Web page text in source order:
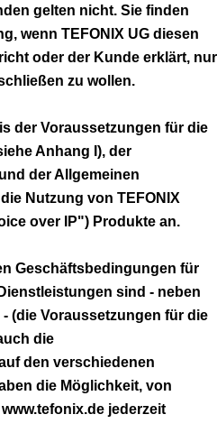
gelten nicht. Sie finden
wenn TEFONIX UG diesen
oder der Kunde erklärt, nur
zu wollen.
der Voraussetzungen für die
Anhang I), der
der Allgemeinen
Nutzung von TEFONIX
over IP") Produkte an.
Geschäftsbedingungen für
sind - neben
(die Voraussetzungen für die
die
den verschiedenen
die Möglichkeit, von
jederzeit